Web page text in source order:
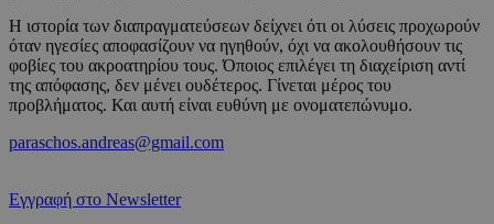
Η ιστορία των διαπραγματεύσεων δείχνει ότι οι λύσεις προχωρούν
όταν ηγεσίες αποφασίζουν να ηγηθούν, όχι να ακολουθήσουν τις
φοβίες του ακροατηρίου τους. Όποιος επιλέγει τη διαχείριση αντί
της απόφασης, δεν μένει ουδέτερος. Γίνεται μέρος του
προβλήματος. Και αυτή είναι ευθύνη με ονοματεπώνυμο.
paraschos.andreas@gmail.com
Εγγραφή στο Newsletter